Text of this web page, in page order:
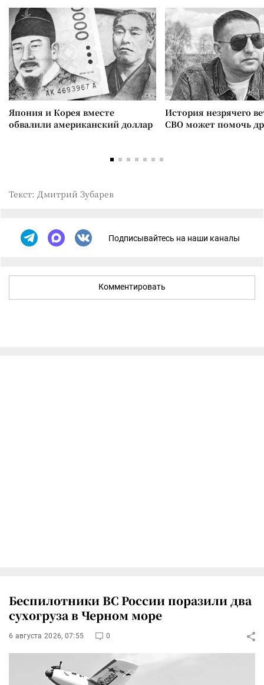
Япония и Корея вместе
обвалили американский доллар
История незрячего
СВО может помочь
Текст: Дмитрий Зубарев
Подписывайтесь на наши каналы
Комментировать
Беспилотники ВС России поразили два
сухогруза в Черном море
6 августа 2026, 07:55 0